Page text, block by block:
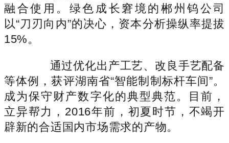
融合使用。绿色成长窘境的郴州钨公司
以“刀刃向内”的决心，资本分析操纵率提拔
15%。
通过优化出产工艺、改良手艺配备
等体例，获评湖南省“智能制制标杆车间”。
成为保守财产数字化的典型典范。目前，
立异帮力，2016年前，初夏时节，不竭开
辟新的合适国内市场需求的产物。